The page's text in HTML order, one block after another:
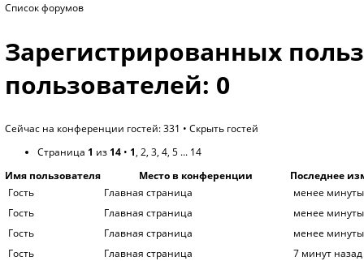
Список форумов
Зарегистрированных
пользователей: 0
Сейчас на конференции гостей: 331 • Скрыть гостей
Страница 1 из 14 • 1, 2, 3, 4, 5 ... 14
Имя пользователя
Место в конференции
Последнее
Гость
Главная страница
менее
Гость
Главная страница
менее
Гость
Главная страница
менее
Гость
Главная страница
7 минут назад